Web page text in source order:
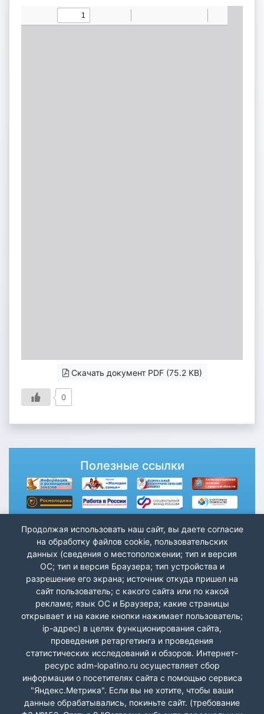
Скачать документ PDF (75.2 KB)
0
Полезные ссылки
Продолжая использовать наш сайт, вы даете согласие
на обработку файлов cookie, пользовательских
данных (сведения о местоположении; тип и версия
ОС; тип и версия Браузера; тип устройства и
разрешение его экрана; источник откуда пришел на
сайт пользователь; с какого сайта или по какой
рекламе; язык ОС и Браузера; какие страницы
открывает и на какие кнопки нажимает пользователь;
ip-адрес) в целях функционирования сайта,
проведения ретаргетинга и проведения
статистических исследований и обзоров. Интернет-
ресурс adm-lopatino.ru осуществляет сбор
информации о посетителях сайта с помощью сервиса
"Яндекс.Метрика". Если вы не хотите, чтобы ваши
данные обрабатывались, покиньте сайт. (требование